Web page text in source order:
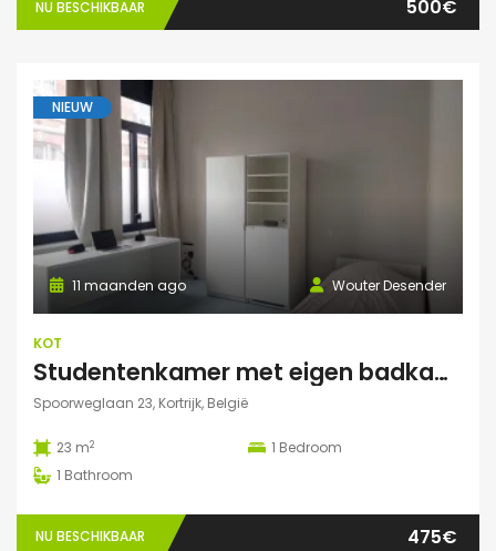
NU BESCHIKBAAR 500€
NIEUW
Wouter Desender
11 maanden ago
KOT
Studentenkamer met eigen badkamer
Spoorweglaan 23, Kortrijk, België
23 m2 1 Bedroom
1 Bathroom
NU BESCHIKBAAR 475€